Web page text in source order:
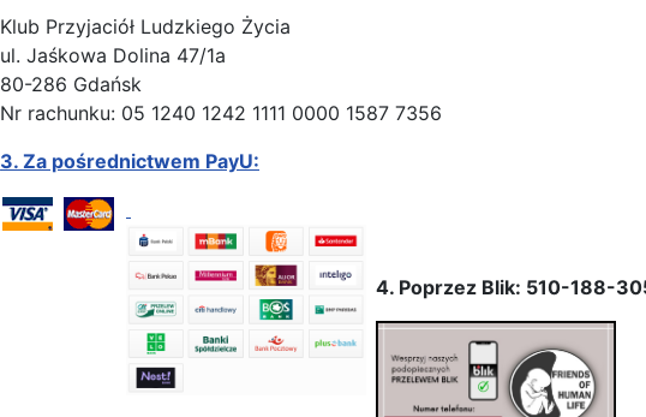
Klub Przyjaciół Ludzkiego Życia
ul. Jaśkowa Dolina 47/1a
80-286 Gdańsk
Nr rachunku: 05 1240 1242 1111 0000 1587 7356
3. Za pośrednictwem PayU:
4. Poprzez Blik: 510-188-